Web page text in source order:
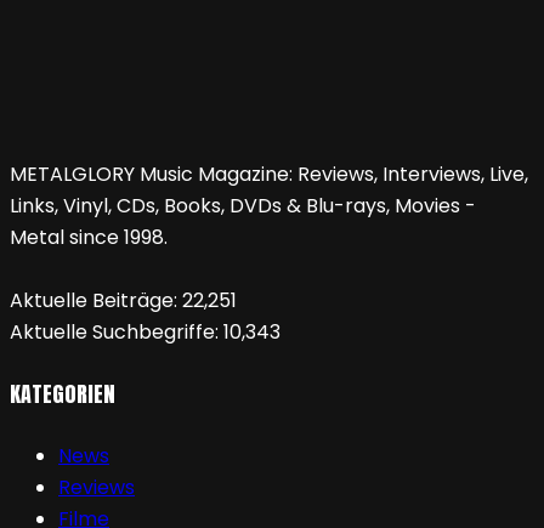
METALGLORY Music Magazine: Reviews, Interviews, Live,
Links, Vinyl, CDs, Books, DVDs & Blu-rays, Movies -
Metal since 1998.
Aktuelle Beiträge: 22,251
Aktuelle Suchbegriffe: 10,343
KATEGORIEN
News
Reviews
Filme